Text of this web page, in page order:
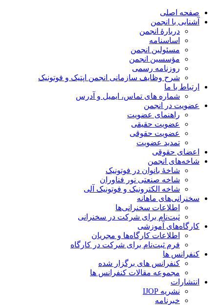
صفحه اصلی
آشنایی با انجمن
دربارۀ انجمن
اساسنامه
مسئولین انجمن
مؤسسین انجمن
روزنامه رسمی
شرح وظایف سازمانی انجمن اپتیک و فوتونیک
ارتباط با ما
شماره های تماس، ایمیل و آدرس
عضویت در انجمن
راهنمای عضویت
عضویت حقیقی
عضویت حقوقی
تمدید عضویت
اعضای حقوقی
شاخه‌های انجمن
شاخۀ بانوان در فوتونیک
شاخه صنعتی نور فناوران
شاخه‌ الکترونیک و فوتونیک آلی
سخنرانی‌های ماهانه
اطلاعات سخنرانی‌‌ها
ثبت‌نام برای شرکت در سخنرانی
کارگاه‌های آموزشی
اطلاعات کارگاه‌ها و مجریان
فرم ثبت‌نام برای شرکت در کارگاه
کنفرانس ها
کنفرانس های برگزار شده
مجموعه مقالات کنفرانس ها
انتشارات
نشریه IJOP
خبرنامه